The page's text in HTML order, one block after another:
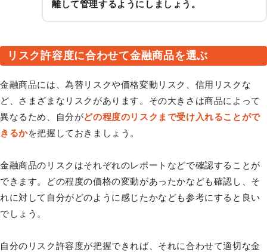
離して管理するようにしましょう。
リスク許容度に合わせて金融商品を選ぶ
金融商品には、為替リスクや価格変動リスク、信用リスクな
ど、さまざまなリスクがあります。その大きさは商品によって
異なるため、自分がどの程度のリスクまで受け入れることがで
きるかを把握しておきましょう。
金融商品のリスクはそれぞれのレポートなどで確認することが
できます。どの程度の価格の変動があったかなども確認し、そ
れに対して自分がどのように感じたかなども参考にすると良い
でしょう。
自分のリスク許容度が把握できれば、それに合わせて適切な金